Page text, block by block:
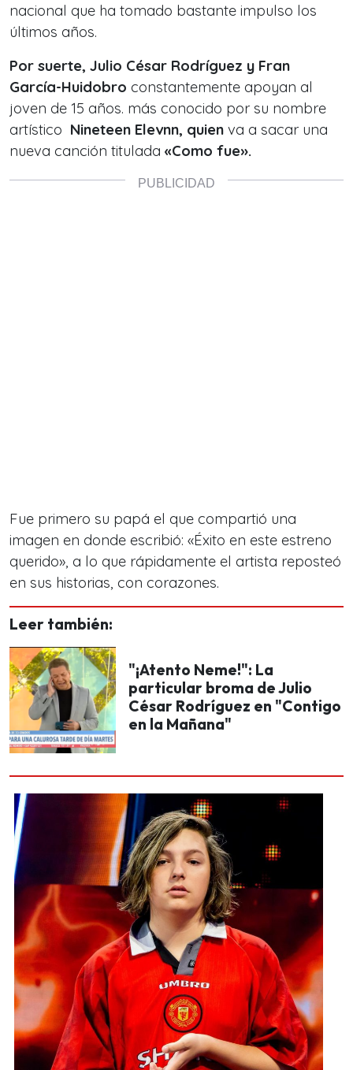
nacional que ha tomado bastante impulso los
últimos años.
Por suerte, Julio César Rodríguez y Fran
García-Huidobro constantemente apoyan al
joven de 15 años. más conocido por su nombre
artístico Nineteen Elevnn, quien va a sacar una
nueva canción titulada «Como fue».
Fue primero su papá el que compartió una
imagen en donde escribió: «Éxito en este estreno
querido», a lo que rápidamente el artista reposteó
en sus historias, con corazones.
Leer también:
"¡Atento Neme!": La
particular broma de Julio
César Rodríguez en "Contigo
en la Mañana"